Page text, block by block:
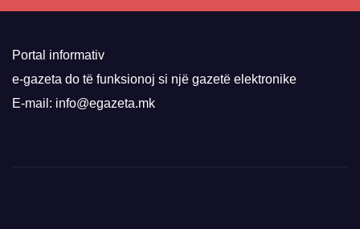
Portal informativ
e-gazeta do të funksionoj si një gazetë elektronike
E-mail: info@egazeta.mk